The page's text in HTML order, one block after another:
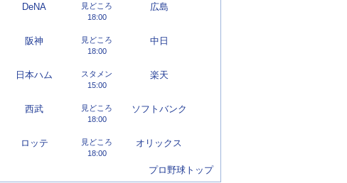
DeNA 広島
18:00
見どころ
阪神 中日
18:00
見どころ
日本ハム 楽天
15:00
スタメン
西武 ソフトバンク
18:00
見どころ
ロッテ オリックス
18:00
見どころ
プロ野球トップ